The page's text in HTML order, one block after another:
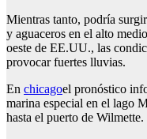
Mientras tanto, podría
y aguaceros en el alto
oeste de EE.UU., las
provocar fuertes lluvias.
En chicagoel pronóstico
marina especial en el lago
hasta el puerto de Wilmette.